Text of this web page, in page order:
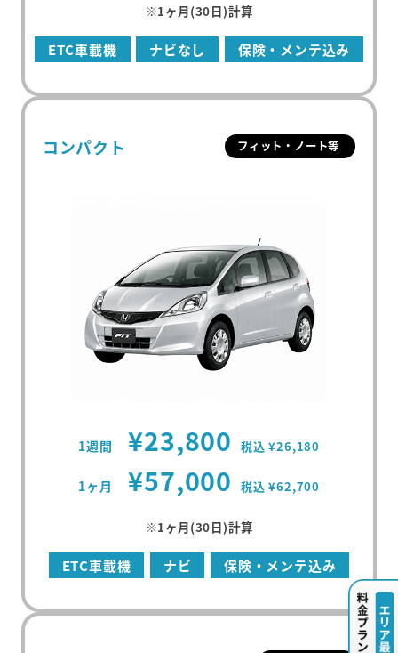
※1ヶ月(30日)計算
ETC車載機 ナビなし 保険・メンテ込み
コンパクト フィット・ノート等
1週間 ¥23,800 税込 ¥26,180
1ヶ月 ¥57,000 税込 ¥62,700
※1ヶ月(30日)計算
ETC車載機 ナビ 保険・メンテ込み